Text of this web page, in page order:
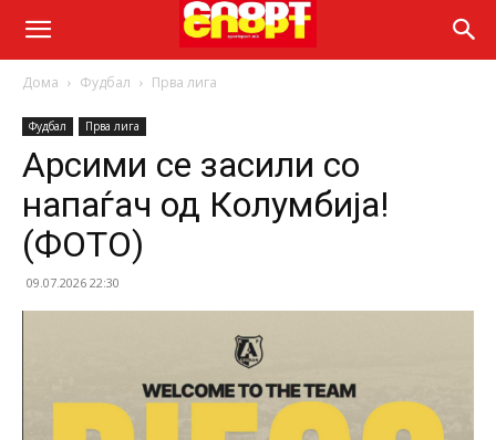
Дома Фудбал Прва лига
Фудбал Прва лига
Арсими се засили со
напаѓач од Колумбија!
(ФОТО)
09.07.2026 22:30